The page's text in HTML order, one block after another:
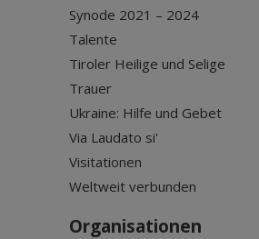
Synode 2021 – 2024
Talente
Tiroler Heilige und Selige
Trauer
Ukraine: Hilfe und Gebet
Via Laudato si'
Visitationen
Weltweit verbunden
Organisationen